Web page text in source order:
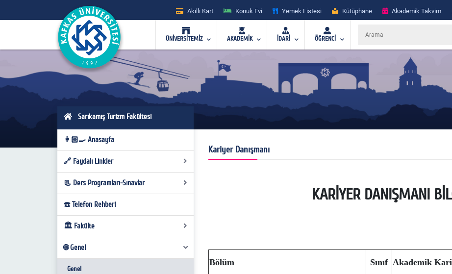
Akıllı Kart Konuk Evi Yemek Listesi Kütüphane Akademik Takvim
ÜNİVERSİTEMİZ AKADEMİK İDARİ ÖĞRENCİ
Sarıkamış Turizm Fakültesi
👩🏻‍🍳 Anasayfa
🔗 Faydalı Linkler
Faydalı Linkler
📃 Ders Programları-Sınavlar
Ders Programları-Sınavlar
☎️ Telefon Rehberi
🏛️ Fakülte
Dekanın Mesajı
Yönetim
🌐 Genel
Genel
Kariyer Danışmanı
KARİYER DANIŞMANI
Bölüm Sınıf Akademik